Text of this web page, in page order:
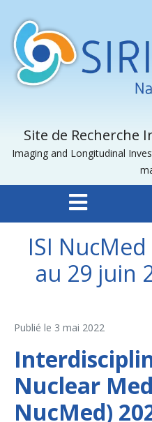
Site de Recherche
Imaging and Longitudinal
ISI
au 29 juin
Publié le 3 mai 2022
Nuclear
NucMed)